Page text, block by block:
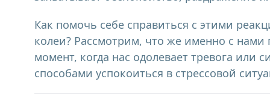
Как помочь себе справиться с этими
колеи? Рассмотрим, что же именно с нами
момент, когда нас одолевает тревога
способами успокоиться в стрессовой